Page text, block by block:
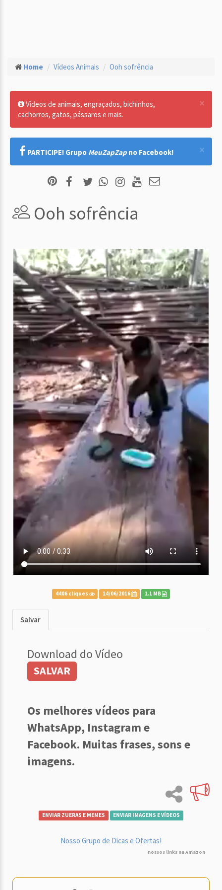
Home Vídeos Animais Ooh sofrência
×
Vídeos de animais, engraçados, bichinhos,
cachorros, gatos, pássaros e mais.
×
PARTICIPE! Grupo MeuZapZap no Facebook!
Ooh sofrência
4406 cliques 14/06/2016 1.1 MB
Salvar
Download do Vídeo
SALVAR
Os melhores vídeos para
WhatsApp, Instagram e
Facebook. Muitas frases, sons e
imagens.
ENVIAR ZUERAS E MEMES ENVIAR IMAGENS E VÍDEOS
Nosso Grupo de Dicas e Ofertas!
nossos links na Amazon